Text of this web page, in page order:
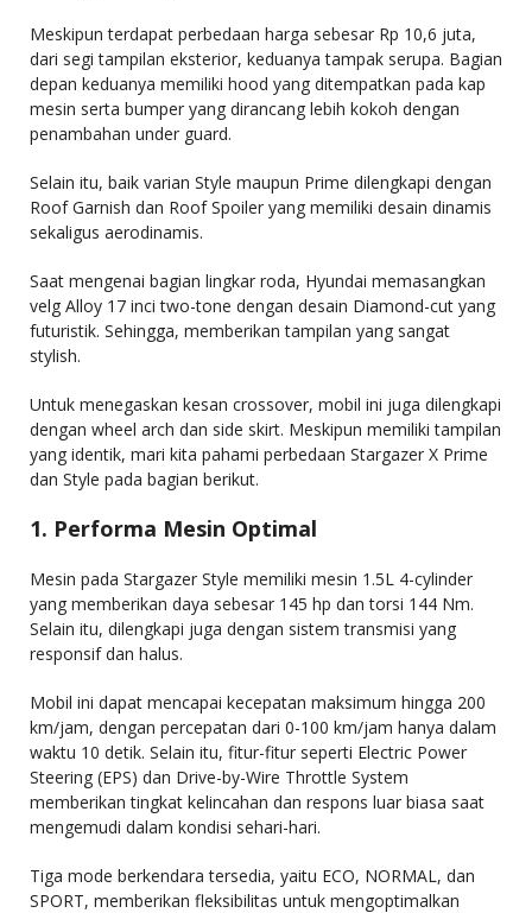
Meskipun terdapat perbedaan harga sebesar Rp 10,6 juta,
dari segi tampilan eksterior, keduanya tampak serupa. Bagian
depan keduanya memiliki hood yang ditempatkan pada kap
mesin serta bumper yang dirancang lebih kokoh dengan
penambahan under guard.
Selain itu, baik varian Style maupun Prime dilengkapi dengan
Roof Garnish dan Roof Spoiler yang memiliki desain dinamis
sekaligus aerodinamis.
Saat mengenai bagian lingkar roda, Hyundai memasangkan
velg Alloy 17 inci two-tone dengan desain Diamond-cut yang
futuristik. Sehingga, memberikan tampilan yang sangat
stylish.
Untuk menegaskan kesan crossover, mobil ini juga dilengkapi
dengan wheel arch dan side skirt. Meskipun memiliki tampilan
yang identik, mari kita pahami perbedaan Stargazer X Prime
dan Style pada bagian berikut.
1. Performa Mesin Optimal
Mesin pada Stargazer Style memiliki mesin 1.5L 4-cylinder
yang memberikan daya sebesar 145 hp dan torsi 144 Nm.
Selain itu, dilengkapi juga dengan sistem transmisi yang
responsif dan halus.
Mobil ini dapat mencapai kecepatan maksimum hingga 200
km/jam, dengan percepatan dari 0-100 km/jam hanya dalam
waktu 10 detik. Selain itu, fitur-fitur seperti Electric Power
Steering (EPS) dan Drive-by-Wire Throttle System
memberikan tingkat kelincahan dan respons luar biasa saat
mengemudi dalam kondisi sehari-hari.
Tiga mode berkendara tersedia, yaitu ECO, NORMAL, dan
SPORT, memberikan fleksibilitas untuk mengoptimalkan